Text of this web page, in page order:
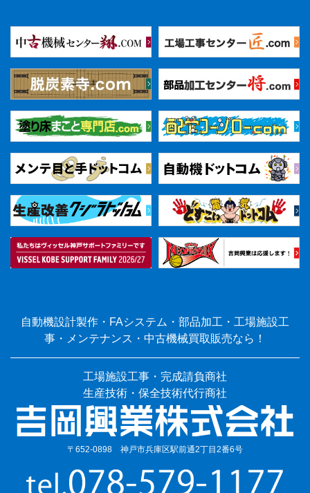
自動機設計製作・FAシステム・部品加工・工場施設工
事・メンテナンス・中古機械買取販売なら！
工場施設工事・完成請負商社
生産技術・保全技術代行商社
〒652-0898 神戸市兵庫区駅前通2丁目2番6号